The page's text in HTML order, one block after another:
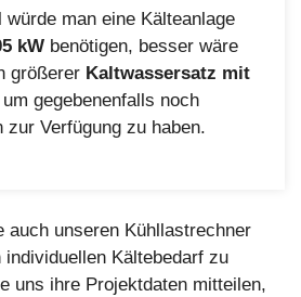
man eine Kälteanlage
kW benötigen, besser wäre
größerer Kaltwassersatz mit
um gegebenenfalls noch
zur Verfügung zu haben.
auch unseren Kühllastrechner
Kältebedarf zu
uns ihre Projektdaten mitteilen,